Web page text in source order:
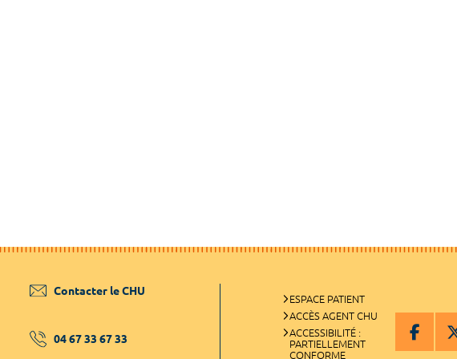
Contacter le CHU
04 67 33 67 33
ESPACE PATIENT
ACCÈS AGENT CHU
ACCESSIBILITÉ :
PARTIELLEMENT
CONFORME